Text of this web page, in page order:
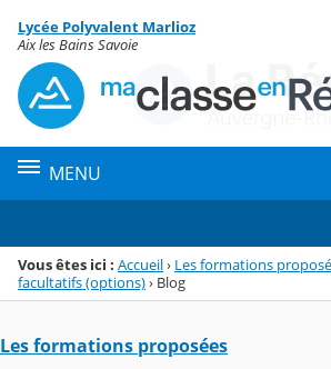
Menu de la rubrique
Contenu
Lycée Polyvalent Marlioz
Aix les Bains Savoie
MENU
Vous êtes ici : Accueil› Les formations
facultatifs (options)› Blog
Les formations proposées